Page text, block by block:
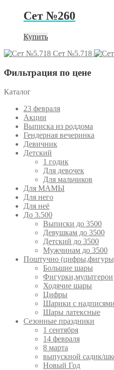
Сет №260
Купить
Сет №5.718
Фильтрация по цене
Каталог
23 февраля
Акции
Выписка из роддома
Гендерная вечеринка
Девичник
Детский
1 годик
Для девочек
Для мальчиков
Для МАМЫ
Для него
Для неё
До 3.500
Выписки до 3500
Девушкам до 3500
Детский до 3500
Мужчинам до 3500
Поштучно
Большие шары
Фигурки,мультгерои
Ходячие шары
Цифры
Шарики с надписями
Шары латексные
Сезонные праздники
1 сентября
14 февраля
8 марта
выпускной садик/
Новый Год